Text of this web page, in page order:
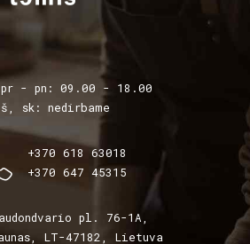
pr - pn: 09.00 - 18.00
š, sk: nedirbame
+370 618 63018
+370 647 45315
pl. 76-1A,
LT-47182, Lietuva